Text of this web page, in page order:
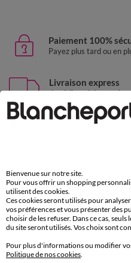
Paiement 100%
Payez plus tard ou en
Livraison express
domicile, relais,
Retours gratuits
par chat et par téléphone
de 8h00 à 20h00 du
11€
en vous
Bienvenue sur notre site.
Pour vous offrir un shopping
utilisent des cookies.
Ces cookies seront utilisés pour
vos préférences et vous présenter des
choisir de les refuser. Dans ce cas,
du site seront utilisés. Vos choix sont
Pour plus d'informations ou modifier
Politique de nos cookies